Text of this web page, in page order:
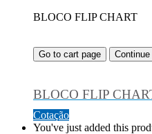
BLOCO FLIP CHART
Go to cart page Continue
BLOCO FLIP
Cotação
You've just added this